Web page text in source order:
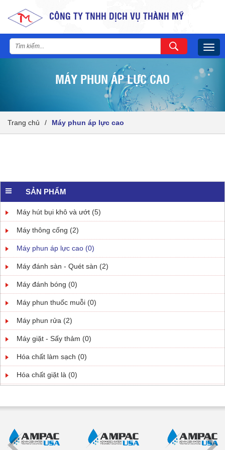
CÔNG TY TNHH DỊCH VỤ THÀNH MỸ
MÁY PHUN ÁP LỰC CAO
Trang chủ / Máy phun áp lực cao
SẢN PHẨM
Máy hút bụi khô và ướt (5)
Máy thông cống (2)
Máy phun áp lực cao (0)
Máy đánh sàn - Quét sàn (2)
Máy đánh bóng (0)
Máy phun thuốc muỗi (0)
Máy phun rửa (2)
Máy giặt - Sấy thảm (0)
Hóa chất làm sạch (0)
Hóa chất giặt là (0)